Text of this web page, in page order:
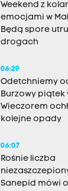
Weekend z
emocjami w
Będą spore
drogach
06:29
Odetchniemy
Burzowy piątek
Wieczorem
kolejne opady
06:07
Rośnie liczba
Sanepid mówi